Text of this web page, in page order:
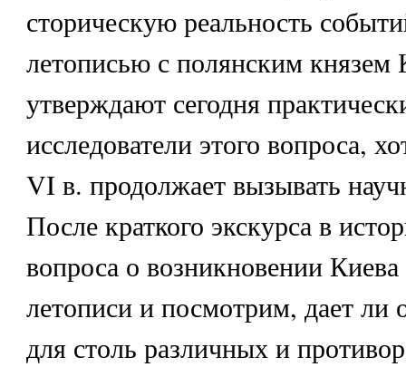
сторическую реальность
летописью с полянским князем
утверждают сегодня
исследователи этого вопроса,
VI в. продолжает вызывать
После краткого экскурса в
вопроса о возникновении
летописи и посмотрим, дает ли
для столь различных и